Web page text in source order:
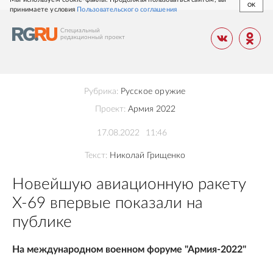
принимаете условия Пользовательского соглашения
OK
Специальный
редакционный проект
Рубрика: Русское оружие
Проект: Армия 2022
17.08.2022 11:46
Текст: Николай Грищенко
Новейшую авиационную ракету
Х-69 впервые показали на
публике
На международном военном форуме "Армия-2022"